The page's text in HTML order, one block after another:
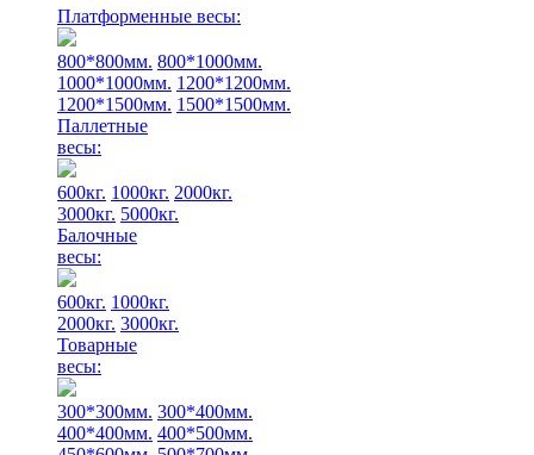
Платформенные весы:
800*800мм. 800*1000мм.
1000*1000мм. 1200*1200мм.
1200*1500мм. 1500*1500мм.
Паллетные
весы:
600кг. 1000кг. 2000кг.
3000кг. 5000кг.
Балочные
весы:
600кг. 1000кг.
2000кг. 3000кг.
Товарные
весы:
300*300мм. 300*400мм.
400*400мм. 400*500мм.